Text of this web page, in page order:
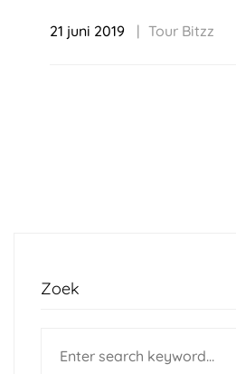
21 juni 2019 Tour Bitzz
Zoek
for: